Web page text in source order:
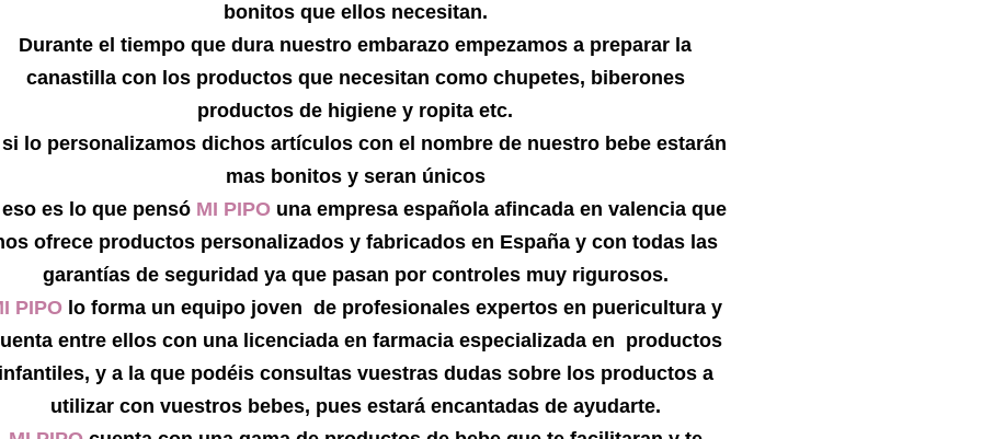
bonitos que ellos necesitan.
Durante el tiempo que dura nuestro embarazo empezamos a preparar la
canastilla con los productos que necesitan como chupetes, biberones
productos de higiene y ropita etc.
lo personalizamos dichos artículos con el nombre de nuestro bebe estarán
mas bonitos y seran únicos
es lo que pensó MI PIPO una empresa española afincada en valencia que
ofrece productos personalizados y fabricados en España y con todas las
garantías de seguridad ya que pasan por controles muy rigurosos.
PIPO lo forma un equipo joven de profesionales expertos en puericultura y
entre ellos con una licenciada en farmacia especializada en productos
infantiles, y a la que podéis consultas vuestras dudas sobre los productos a
utilizar con vuestros bebes, pues estará encantadas de ayudarte.